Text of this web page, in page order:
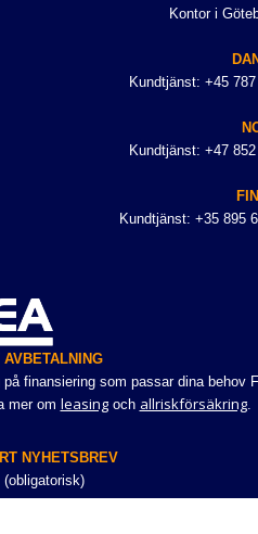
Kontor i
Kundtjänst: +45
Kundtjänst: +47
Kundtjänst: +35 895
finansiering som passar dina behov
mer om leasingoch allriskförsäkring.
NYHETSBREV
(obligatorisk)